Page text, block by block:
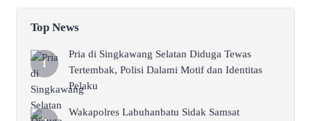
Top News
Pria di Singkawang Selatan Diduga Tewas
Tertembak, Polisi Dalami Motif dan Identitas
Pelaku
Wakapolres Labuhanbatu Sidak Samsat